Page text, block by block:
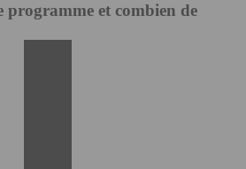
programme et combien de